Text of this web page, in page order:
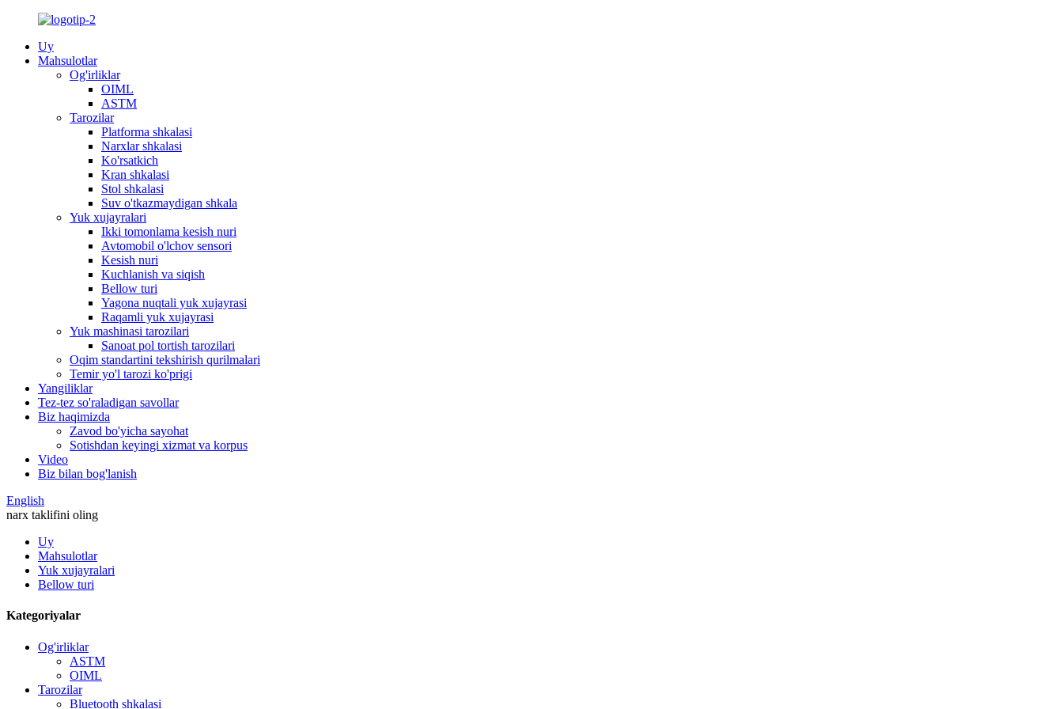
Uy
Mahsulotlar
Og'irliklar
OIML
ASTM
Tarozilar
Platforma shkalasi
Narxlar shkalasi
Ko'rsatkich
Kran shkalasi
Stol shkalasi
Suv o'tkazmaydigan shkala
Yuk xujayralari
Ikki tomonlama kesish nuri
Avtomobil o'lchov sensori
Kesish nuri
Kuchlanish va siqish
Bellow turi
Yagona nuqtali yuk xujayrasi
Raqamli yuk xujayrasi
Yuk mashinasi tarozilari
Sanoat pol tortish tarozilari
Oqim standartini tekshirish qurilmalari
Temir yo'l tarozi ko'prigi
Yangiliklar
Tez-tez so'raladigan savollar
Biz haqimizda
Zavod bo'yicha sayohat
Sotishdan keyingi xizmat va korpus
Video
Biz bilan bog'lanish
English
narx taklifini oling
Uy
Mahsulotlar
Yuk xujayralari
Bellow turi
Kategoriyalar
Og'irliklar
ASTM
OIML
Tarozilar
Bluetooth shkalasi